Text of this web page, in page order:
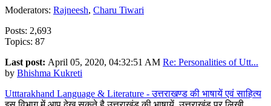
Moderators: Rajneesh, Charu Tiwari
Posts: 2,693
Topics: 87
Last post: April 05, 2020, 04:32:51 AM Re: Personalities of Utt...
by Bhishma Kukreti
Utttarakhand Language & Literature - उत्तराखण्ड की भाषायें एवं साहित्य